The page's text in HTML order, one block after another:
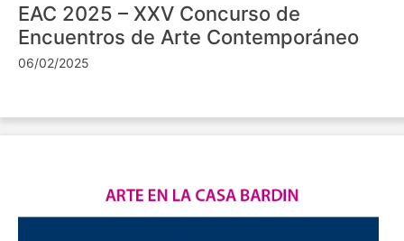
EAC 2025 – XXV Concurso de
Encuentros de Arte Contemporáneo
06/02/2025